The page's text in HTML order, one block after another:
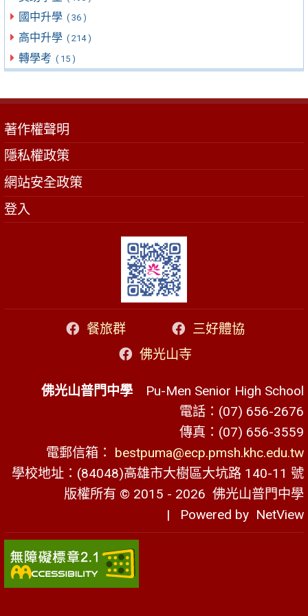
國中升學 ( 36 )
高中升學 ( 214 )
轉學考 ( 15 )
著作權聲明
隱私權政策
網站安全政策
登入
餐旅群
三好體協
佛光山寺
佛光山普門中學 Pu-Men Senior High School
電話：(07) 656-2676
傳真：(07) 656-3559
電郵信箱： bestpuma@ecp.pmsh.khc.edu.tw
學校地址：(84048)高雄市大樹區大坑路 140-11 號
版權所有 © 2015 - 2026 佛光山普門中學
| Powered by NetView